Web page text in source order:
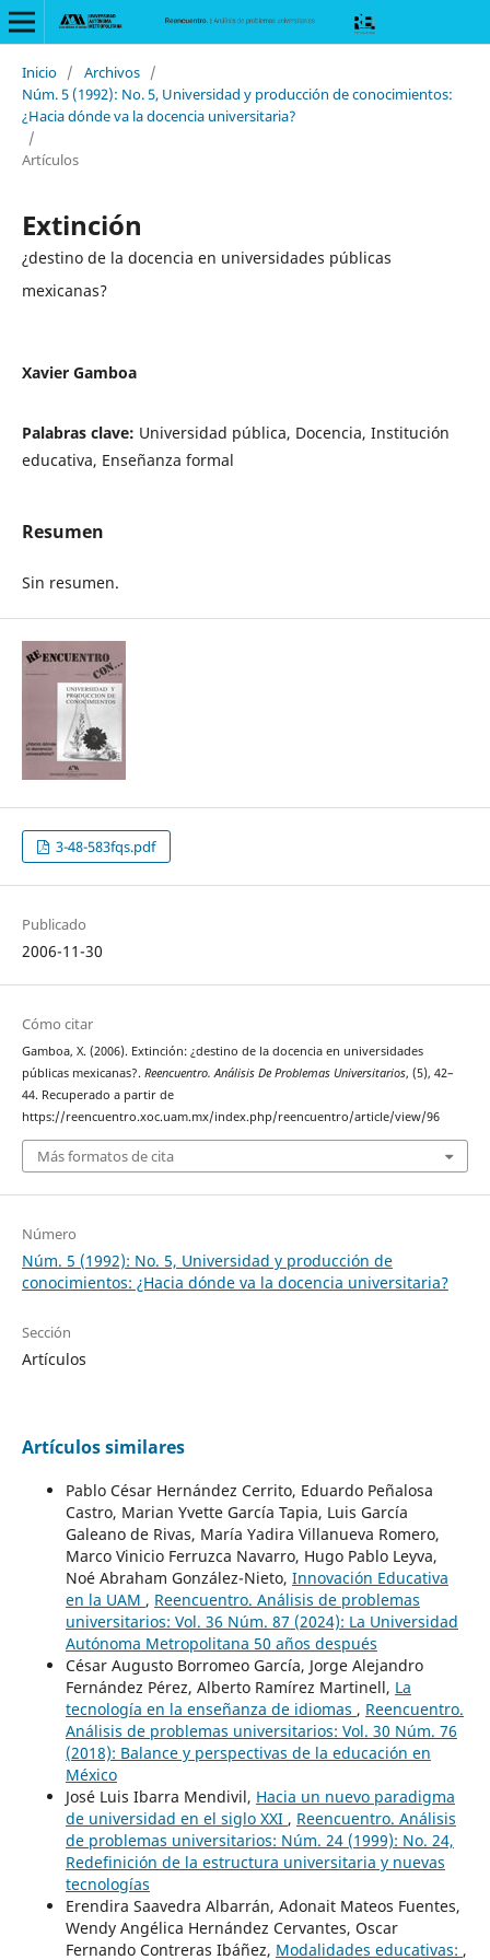
Inicio / Archivos /
Núm. 5 (1992): No. 5, Universidad y producción de conocimientos:
¿Hacia dónde va la docencia universitaria?
/
Artículos
Extinción
¿destino de la docencia en universidades públicas
mexicanas?
Xavier Gamboa
Palabras clave: Universidad pública, Docencia, Institución
educativa, Enseñanza formal
Resumen
Sin resumen.
3-48-583fqs.pdf
Publicado
2006-11-30
Cómo citar
Gamboa, X. (2006). Extinción: ¿destino de la docencia en universidades
públicas mexicanas?. Reencuentro. Análisis De Problemas Universitarios, (5), 42–
44. Recuperado a partir de
https://reencuentro.xoc.uam.mx/index.php/reencuentro/article/view/96
Más formatos de cita
Número
Núm. 5 (1992): No. 5, Universidad y producción de
conocimientos: ¿Hacia dónde va la docencia universitaria?
Sección
Artículos
Artículos similares
Pablo César Hernández Cerrito, Eduardo Peñalosa
Castro, Marian Yvette García Tapia, Luis García
Galeano de Rivas, María Yadira Villanueva Romero,
Marco Vinicio Ferruzca Navarro, Hugo Pablo Leyva,
Noé Abraham González-Nieto, Innovación Educativa
en la UAM , Reencuentro. Análisis de problemas
universitarios: Vol. 36 Núm. 87 (2024): La Universidad
Autónoma Metropolitana 50 años después
César Augusto Borromeo García, Jorge Alejandro
Fernández Pérez, Alberto Ramírez Martinell, La
tecnología en la enseñanza de idiomas , Reencuentro.
Análisis de problemas universitarios: Vol. 30 Núm. 76
(2018): Balance y perspectivas de la educación en
México
José Luis Ibarra Mendivil, Hacia un nuevo paradigma
de universidad en el siglo XXI , Reencuentro. Análisis
de problemas universitarios: Núm. 24 (1999): No. 24,
Redefinición de la estructura universitaria y nuevas
tecnologías
Erendira Saavedra Albarrán, Adonait Mateos Fuentes,
Wendy Angélica Hernández Cervantes, Oscar
Fernando Contreras Ibáñez, Modalidades educativas: ,